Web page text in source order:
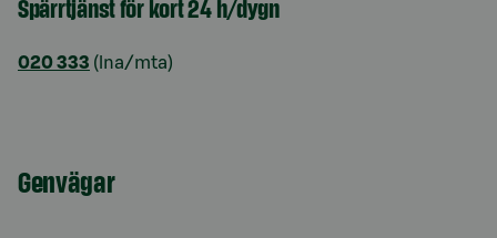
Spärrtjänst för kort 24 h/dygn
020 333 (lna/mta)
Genvägar